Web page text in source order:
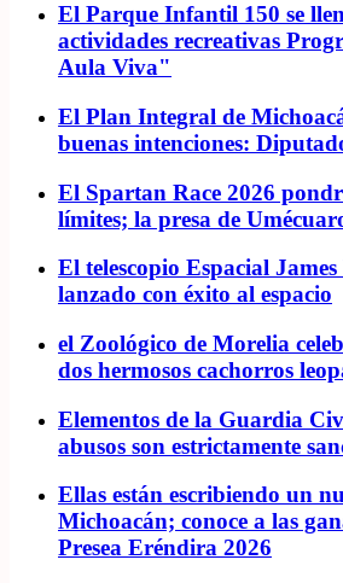
El Parque Infantil 150 se
actividades recreativas
Aula Viva"
El Plan Integral de
buenas intenciones:
El Spartan Race 2026
límites; la presa de
El telescopio Espacial
lanzado con éxito al espacio
el Zoológico de Morelia
dos hermosos cachorros
Elementos de la Guardia
abusos son estrictamente
Ellas están escribiendo un
Michoacán; conoce a las
Presea Eréndira 2026